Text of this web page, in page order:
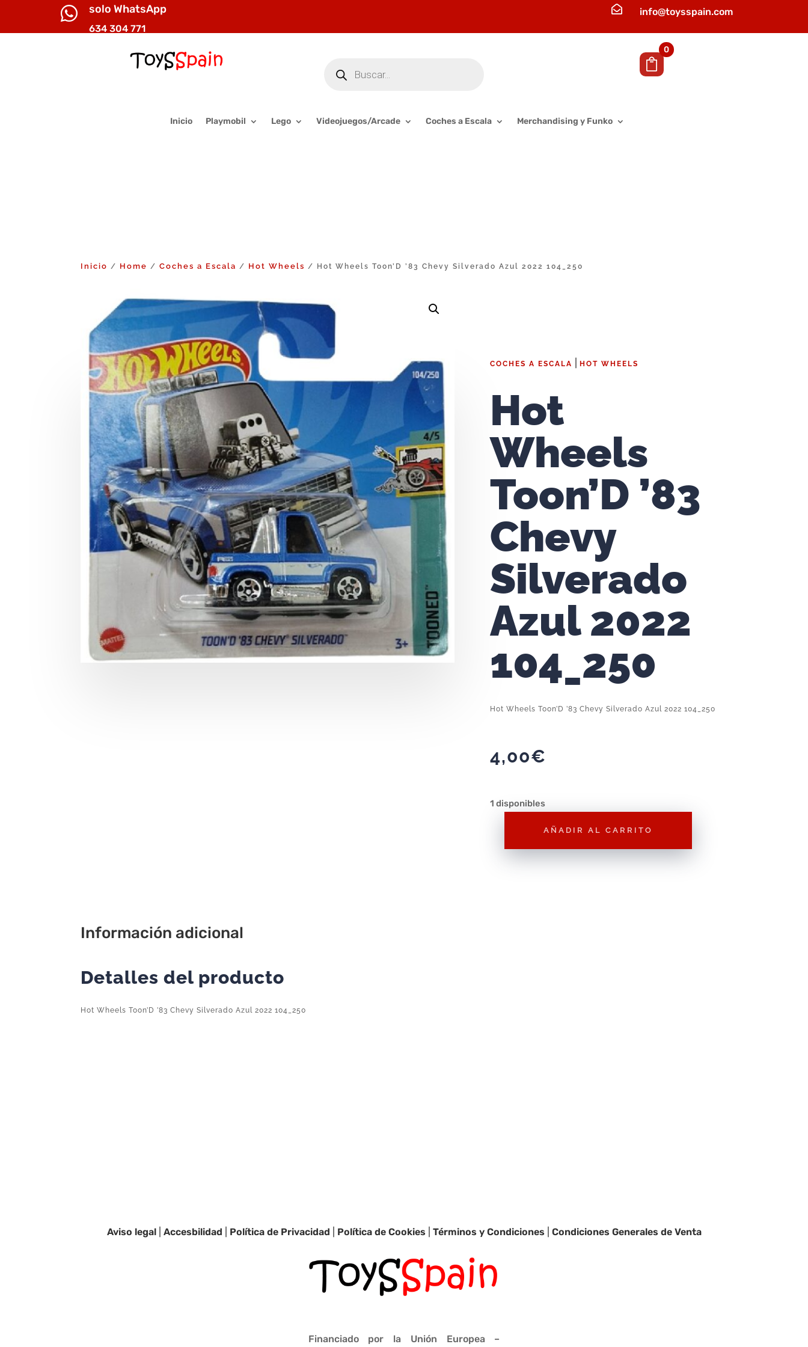
 solo WhatsApp
634 304 771
 info@toysspain.com
productos
0
Inicio Playmobil Lego Videojuegos/Arcade Coches a Escala Merchandising y Funko
Inicio / Home /Coches a Escala / Hot Wheels / Hot Wheels Toon’D ’83 Chevy Silverado Azul 2022 104_250
COCHES A ESCALA HOT WHEELS
Hot
Wheels
Toon’D ’83
Chevy
Silverado
Azul 2022
104_250
Hot Wheels Toon’D ’83 Chevy Silverado Azul 2022 104_250
4,00€
1 disponibles
AÑADIR AL CARRITO
Información adicional
Detalles del producto
Hot Wheels Toon’D ’83 Chevy Silverado Azul 2022 104_250
Aviso legal| Accesbilidad Política de Privacidad Política de Cookies Términos y Condiciones Condiciones Generales de Venta
Financiado por la Unión Europea –